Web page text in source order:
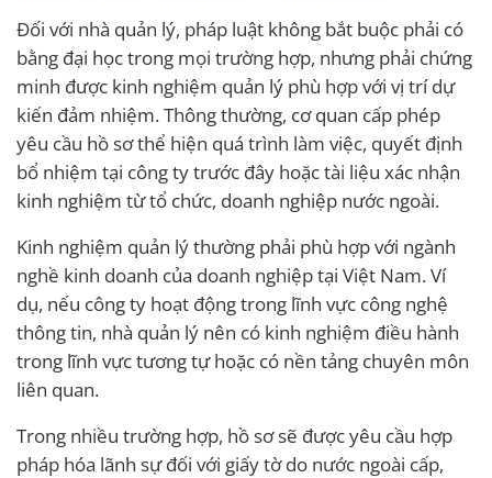
Đối với nhà quản lý, pháp luật không bắt buộc phải có
bằng đại học trong mọi trường hợp, nhưng phải chứng
minh được kinh nghiệm quản lý phù hợp với vị trí dự
kiến đảm nhiệm. Thông thường, cơ quan cấp phép
yêu cầu hồ sơ thể hiện quá trình làm việc, quyết định
bổ nhiệm tại công ty trước đây hoặc tài liệu xác nhận
kinh nghiệm từ tổ chức, doanh nghiệp nước ngoài.
Kinh nghiệm quản lý thường phải phù hợp với ngành
nghề kinh doanh của doanh nghiệp tại Việt Nam. Ví
dụ, nếu công ty hoạt động trong lĩnh vực công nghệ
thông tin, nhà quản lý nên có kinh nghiệm điều hành
trong lĩnh vực tương tự hoặc có nền tảng chuyên môn
liên quan.
Trong nhiều trường hợp, hồ sơ sẽ được yêu cầu hợp
pháp hóa lãnh sự đối với giấy tờ do nước ngoài cấp,